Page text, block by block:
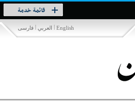
قائمة خدمة
Toggle
navigation
فارسی | العربي | English